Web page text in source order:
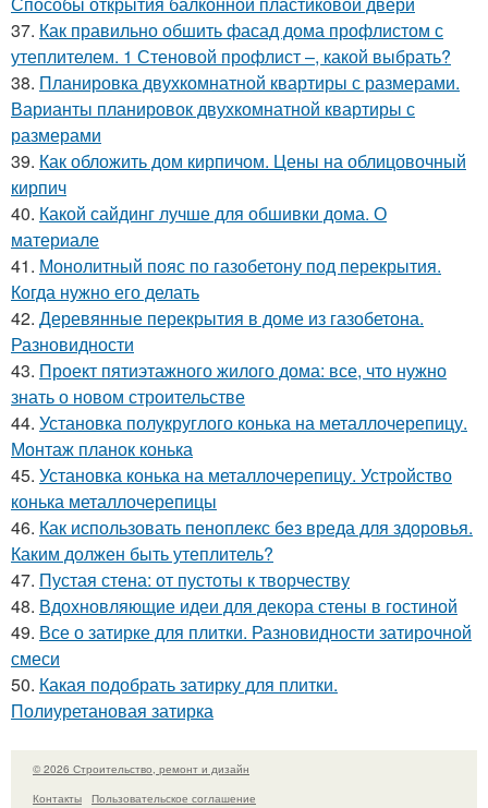
37. Как правильно обшить фасад дома профлистом с
утеплителем. 1 Стеновой профлист –, какой выбрать?
38. Планировка двухкомнатной квартиры с размерами.
Варианты планировок двухкомнатной квартиры с
размерами
39. Как обложить дом кирпичом. Цены на облицовочный
кирпич
40. Какой сайдинг лучше для обшивки дома. О
материале
41. Монолитный пояс по газобетону под перекрытия.
Когда нужно его делать
42. Деревянные перекрытия в доме из газобетона.
Разновидности
43. Проект пятиэтажного жилого дома: все, что нужно
знать о новом строительстве
44. Установка полукруглого конька на металлочерепицу.
Монтаж планок конька
45. Установка конька на металлочерепицу. Устройство
конька металлочерепицы
46. Как использовать пеноплекс без вреда для здоровья.
Каким должен быть утеплитель?
47. Пустая стена: от пустоты к творчеству
48. Вдохновляющие идеи для декора стены в гостиной
49. Все о затирке для плитки. Разновидности затирочной
смеси
50. Какая подобрать затирку для плитки.
Полиуретановая затирка
© 2026 Строительство, ремонт и дизайн
Контакты
Пользовательское соглашение